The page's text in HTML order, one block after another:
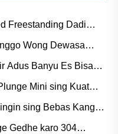
Freestanding Dadi
Modern
Wong Dewasa
Pengalaman Terapi
Adus Banyu Es Bisa
Mini sing Kuat
Pemulihan lan
sing Bebas Kanggo
lan Kabugaran
Gedhe karo 304